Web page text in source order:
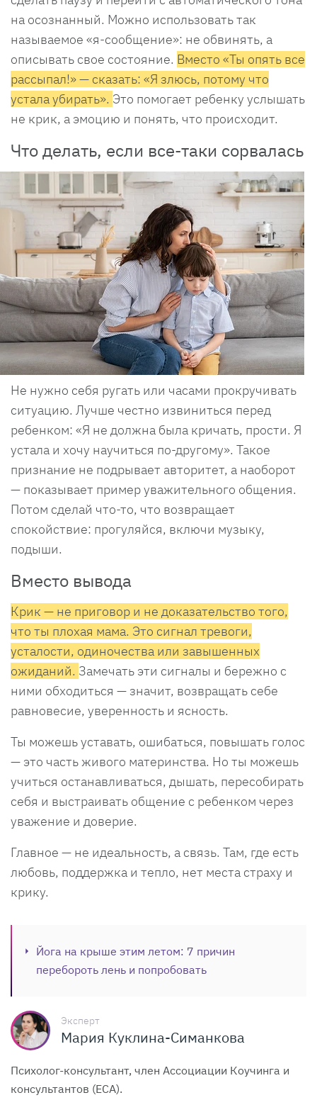
на осознанный. Можно использовать так
называемое «я-сообщение»: не обвинять, а
описывать свое состояние. Вместо «Ты опять все
рассыпал!» — сказать: «Я злюсь, потому что
устала убирать». Это помогает ребенку услышать
не крик, а эмоцию и понять, что происходит.
Что делать, если все-таки сорвалась
Не нужно себя ругать или часами прокручивать
ситуацию. Лучше честно извиниться перед
ребенком: «Я не должна была кричать, прости. Я
устала и хочу научиться по-другому». Такое
признание не подрывает авторитет, а наоборот
— показывает пример уважительного общения.
Потом сделай что-то, что возвращает
спокойствие: прогуляйся, включи музыку,
подыши.
Вместо вывода
Крик — не приговор и не доказательство того,
что ты плохая мама. Это сигнал тревоги,
усталости, одиночества или завышенных
ожиданий. Замечать эти сигналы и бережно с
ними обходиться — значит, возвращать себе
равновесие, уверенность и ясность.
Ты можешь уставать, ошибаться, повышать голос
— это часть живого материнства. Но ты можешь
учиться останавливаться, дышать, пересобирать
себя и выстраивать общение с ребенком через
уважение и доверие.
Главное — не идеальность, а связь. Там, где есть
любовь, поддержка и тепло, нет места страху и
крику.
Йога на крыше этим летом: 7 причин
перебороть лень и попробовать
Эксперт
Мария Куклина-Симанкова
Психолог-консультант, член Ассоциации Коучинга и
консультантов (ECA).